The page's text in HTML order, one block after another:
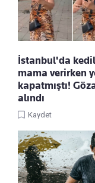
İstanbul'da
mama verirken
kapatmıştı!
alındı
Kaydet